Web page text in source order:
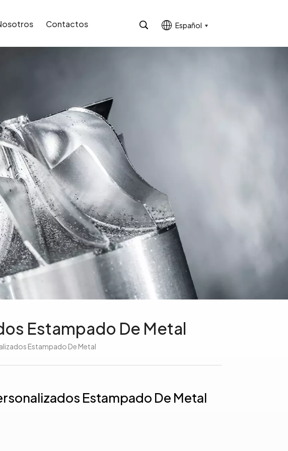
Contactos Español
Estampado De Metal
Estampado De Metal
Estampado De Metal